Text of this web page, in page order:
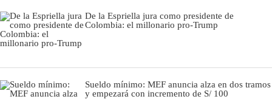
De la Espriella jura como presidente de
Colombia: el millonario pro-Trump
Sueldo mínimo: MEF anuncia alza en dos tramos
y empezará con incremento de S/ 100